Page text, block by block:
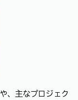
、主なプロジェク